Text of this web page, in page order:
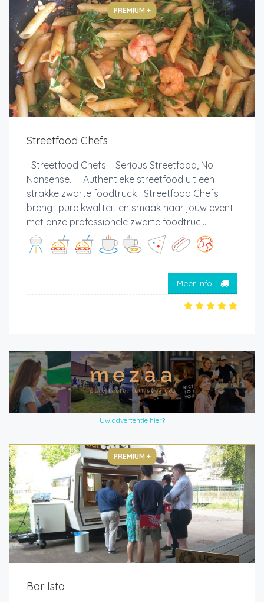
PREMIUM +
Streetfood Chefs
Streetfood Chefs – Serious Streetfood, No
Nonsense. Authentieke streetfood uit een
strakke zwarte foodtruck Streetfood Chefs
brengt pure kwaliteit en smaak naar jouw event
met onze professionele zwarte foodtruc...
Meer info
Uw advertentie hier?
PREMIUM +
Bar Ista